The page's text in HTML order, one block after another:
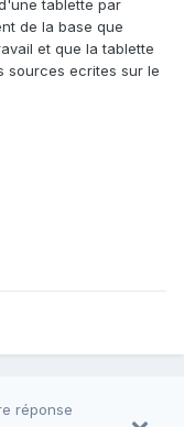
tablette par
de la base que
et que la tablette
sources ecrites sur le
réponse